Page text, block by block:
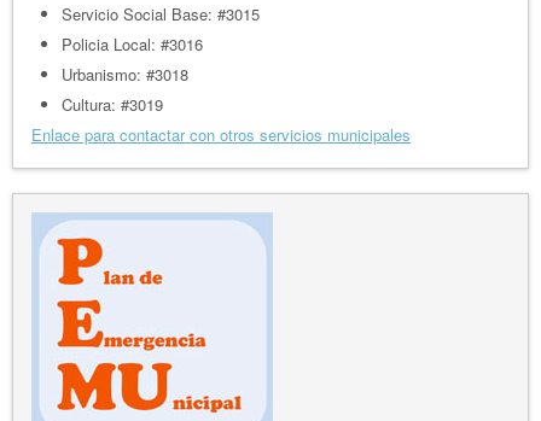
Servicio Social Base: #3015
Policia Local: #3016
Urbanismo: #3018
Cultura: #3019
Enlace para contactar con otros servicios municipales